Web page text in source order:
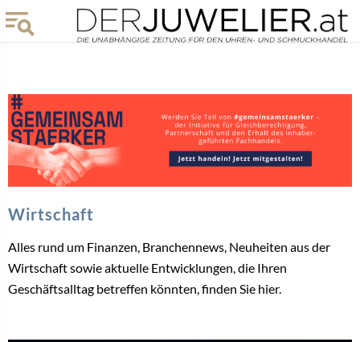
Wirtschaft
Alles rund um Finanzen, Branchennews, Neuheiten aus der
Wirtschaft sowie aktuelle Entwicklungen, die Ihren
Geschäftsalltag betreffen könnten, finden Sie hier.